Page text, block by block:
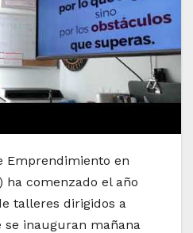
Emprendimiento en
ha comenzado el año
talleres dirigidos a
se inauguran mañana